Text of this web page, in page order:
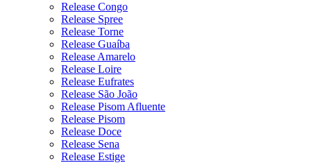
Release Congo
Release Spree
Release Torne
Release Guaíba
Release Amarelo
Release Loire
Release Eufrates
Release São João
Release Pisom Afluente
Release Pisom
Release Doce
Release Sena
Release Estige